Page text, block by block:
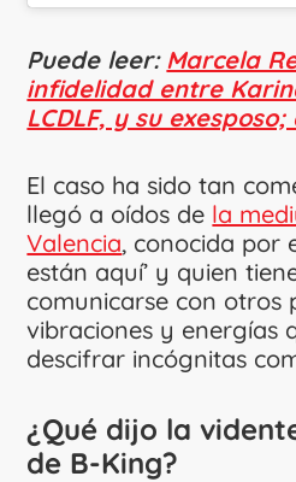
Puede leer: Marcela
infidelidad entre
LCDLF, y su
El caso ha sido tan
llegó a oídos de la
Valencia, conocida por
están aquí’ y quien
comunicarse con otros
vibraciones y energías
descifrar incógnitas
¿Qué dijo la
de B-King?